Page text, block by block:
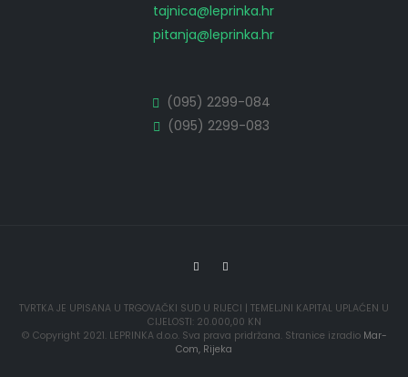
tajnica@leprinka.hr
pitanja@leprinka.hr
(095) 2299-084
(095) 2299-083
TVRTKA JE UPISANA U TRGOVAČKI SUD U RIJECI | TEMELJNI KAPITAL UPLAĆEN U
CIJELOSTI: 20.000,00 KN
© Copyright 2021. LEPRINKA d.o.o. Sva prava pridržana. Stranice izradio Mar-
Com, Rijeka